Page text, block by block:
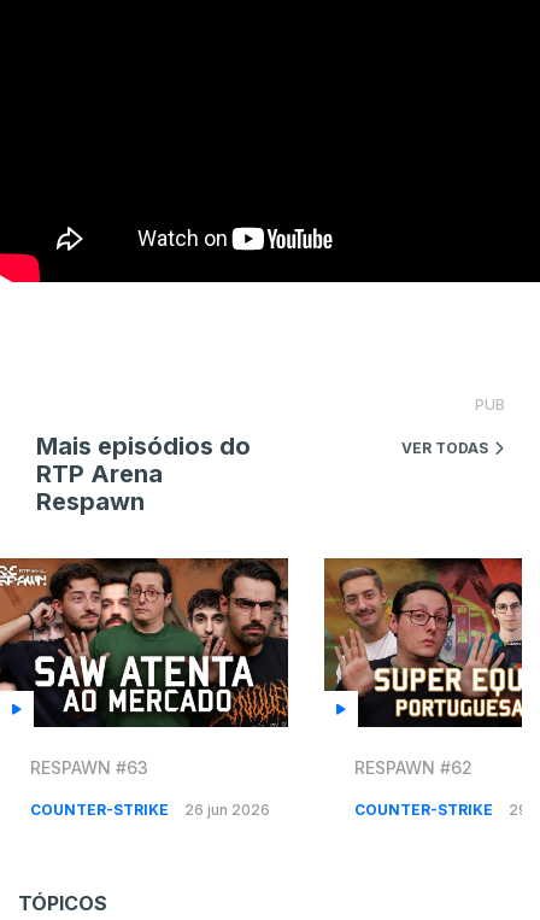
PUB
Mais episódios do
RTP Arena
Respawn
VER TODAS
RESPAWN #63
COUNTER-STRIKE 26 jun 2026
RESPAWN #62
COUNTER-STRIKE 29
TÓPICOS